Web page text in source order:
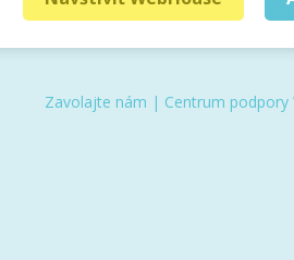
Zavolajte nám | Centrum podpory